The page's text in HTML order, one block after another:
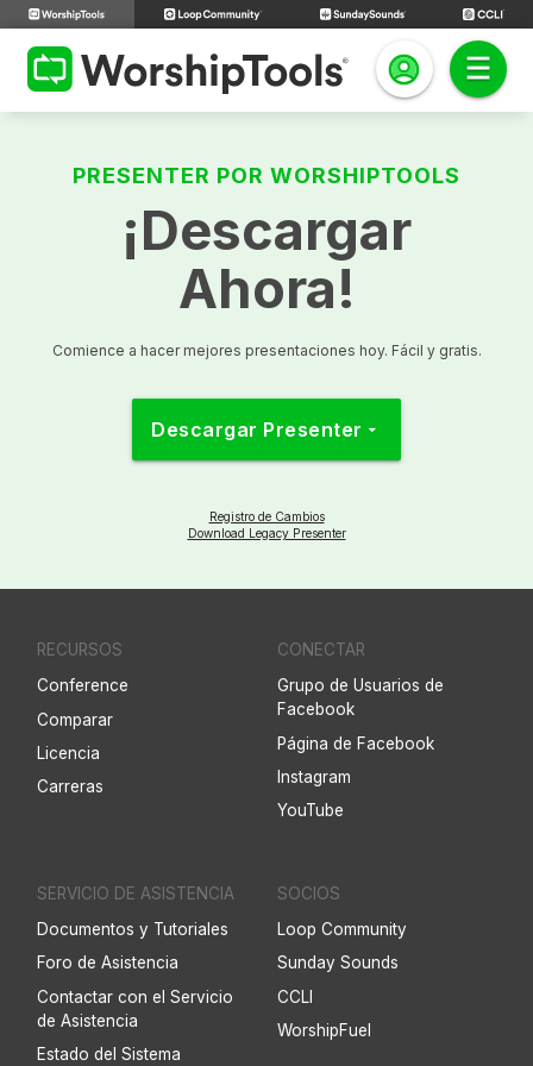
PRESENTER POR WORSHIPTOOLS
¡Descargar
Ahora!
Comience a hacer mejores presentaciones hoy. Fácil y gratis.
Descargar Presenter arrow_drop_down
Registro de Cambios
Download Legacy Presenter
RECURSOS
Conference
Comparar
Licencia
Carreras
CONECTAR
Grupo de Usuarios de
Facebook
Página de Facebook
Instagram
YouTube
SERVICIO DE ASISTENCIA
Documentos y Tutoriales
Foro de Asistencia
Contactar con el Servicio
de Asistencia
Estado del Sistema
SOCIOS
Loop Community
Sunday Sounds
CCLI
WorshipFuel